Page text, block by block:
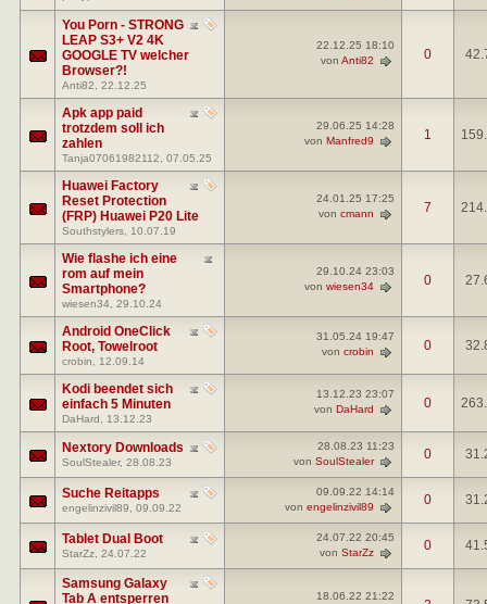
You Porn - STRONG
LEAP S3+ V2 4K
GOOGLE TV welcher
Browser?!
Anti82 , 22.12.25
22.12.25 18:10
von Anti82 0
Apk app paid
trotzdem soll ich
zahlen
Tanja07061982112 , 07.05.25
29.06.25 14:28
von Manfred9 1
Huawei Factory
Reset Protection
(FRP) Huawei P20 Lite
Southstylers , 10.07.19
24.01.25 17:25
von cmann 7
Wie flashe ich eine
rom auf mein
Smartphone?
wiesen34 , 29.10.24
29.10.24 23:03
von wiesen34 0
Android OneClick
Root, Towelroot
crobin , 12.09.14
31.05.24 19:47
von crobin 0
Kodi beendet sich
einfach 5 Minuten
DaHard , 13.12.23
13.12.23 23:07
von DaHard 0
Nextory Downloads
SoulStealer, 28.08.23
28.08.23 11:23
von SoulStealer 0
Suche Reitapps
engelinzivil89 , 09.09.22
09.09.22 14:14
von engelinzivil89 0
Tablet Dual Boot
StarZz , 24.07.22
24.07.22 20:45
von StarZz 0
Samsung Galaxy
Tab A entsperren
18.06.22 21:22